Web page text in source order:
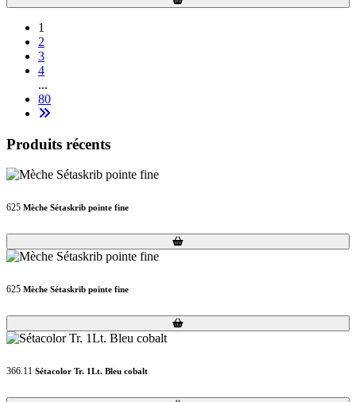
1
2
3
4
...
80
Produits récents
625 Mèche Sétaskrib pointe fine
Loading...
Loading...
625 Mèche Sétaskrib pointe fine
Loading...
Loading...
366.11 Sétacolor Tr. 1Lt. Bleu cobalt